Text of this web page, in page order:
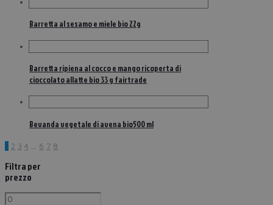
Barretta al sesamo e miele bio 22g
Barretta ripiena al cocco e mango ricoperta di
cioccolato allatte bio 33 g fairtrade
Bevanda vegetale di avena bio500 ml
1 2 3 4 6 7 8
Filtra per
prezzo